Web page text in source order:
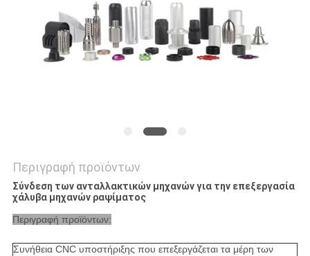
Περιγραφή προϊόντων
Σύνδεση των ανταλλακτικών μηχανών για την επεξεργασία
χάλυβα μηχανών ραψίματος
Περιγραφή προϊόντων:
Συνήθεια CNC υποστήριξης που επεξεργάζεται τα μέρη των